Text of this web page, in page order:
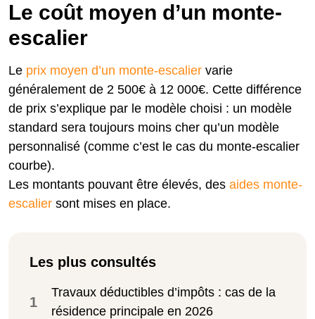
Le coût moyen d’un monte-
escalier
Le prix moyen d’un monte-escalier varie
généralement de 2 500€ à 12 000€. Cette différence
de prix s’explique par le modèle choisi : un modèle
standard sera toujours moins cher qu’un modèle
personnalisé (comme c’est le cas du monte-escalier
courbe).
Les montants pouvant être élevés, des aides monte-
escalier sont mises en place.
Les plus consultés
1
Travaux déductibles d’impôts : cas de la
résidence principale en 2026